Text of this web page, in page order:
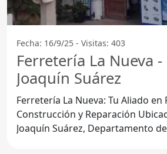
Fecha: 16/9/25 - Visitas: 403
Ferretería La Nueva
Joaquín Suárez
Ferretería La Nueva: Tu Aliado en
Construcción y Reparación Ubicada en 15500
Joaquín Suárez, Departamento